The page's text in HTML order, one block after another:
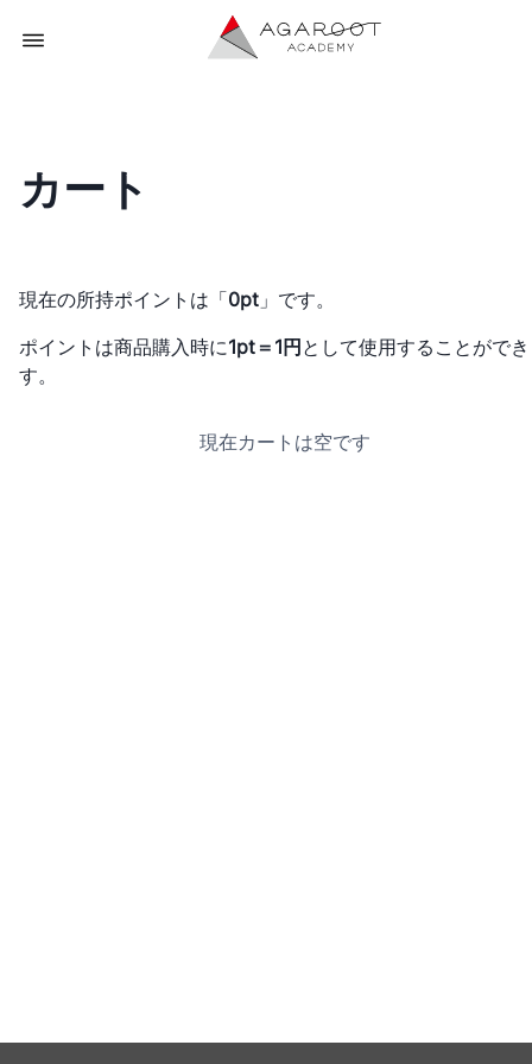
カート
現在の所持ポイントは「0pt 」です。
ポイントは商品購入時に1pt＝1円として使用することがで
す。
現在カートは空です